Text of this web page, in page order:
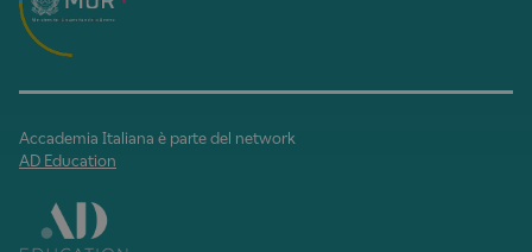
Accademia Italiana è parte del network
AD Education